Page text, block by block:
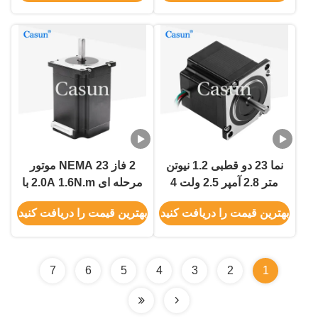
نما 23 دو قطبی 1.2 نیوتن
متر 2.8 آمپر 2.5 ولت 4
سیم استپر موتور 57x56
میلی متر برای اتوماسیون
بهترین قیمت را دریافت کنید
2 فاز NEMA 23 موتور
مرحله ای 2.0A 1.6N.m با
CE ROHS ISO
بهترین قیمت را دریافت کنید
1
2
3
4
5
6
7